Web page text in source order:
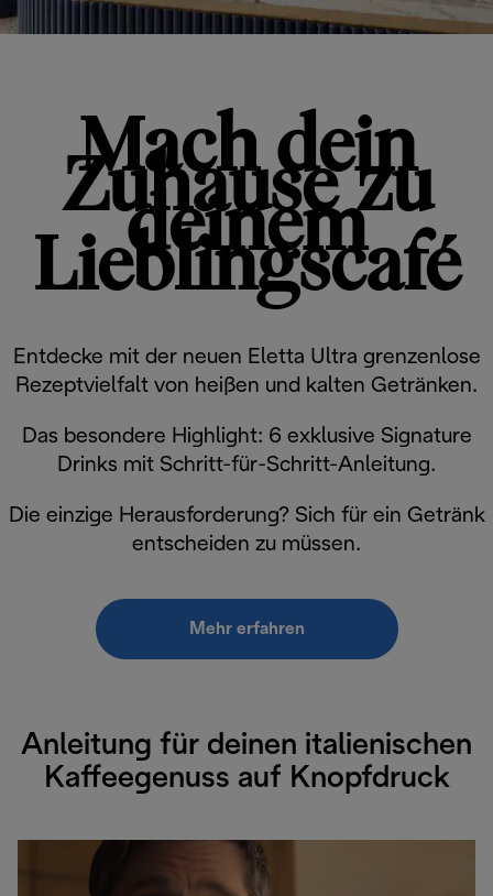
Mach dein
Zuhause zu
deinem
Lieblingscafé
Entdecke mit der neuen Eletta Ultra grenzenlose
Rezeptvielfalt von heißen und kalten Getränken.
Das besondere Highlight: 6 exklusive Signature
Drinks mit Schritt-für-Schritt-Anleitung.
Die einzige Herausforderung? Sich für ein Getränk
entscheiden zu müssen.
Mehr erfahren
Anleitung für deinen italienischen
Kaffeegenuss auf Knopfdruck